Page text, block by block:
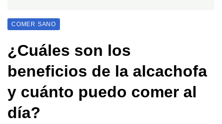
COMER SANO
¿Cuáles son los
beneficios de la alcachofa
y cuánto puedo comer al
día?